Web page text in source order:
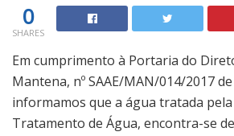
0
SHARES
Em cumprimento à Portaria do
Mantena, nº SAAE/MAN/014/2017
informamos que a água tratada pela
Tratamento de Água, encontra-se